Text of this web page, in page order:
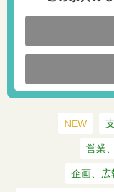
NEW
営業
企画、広